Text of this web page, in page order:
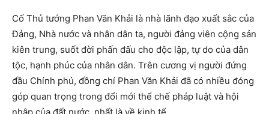
Cố Thủ tướng Phan Văn Khải là nhà lãnh đạo xuất sắc của
Đảng, Nhà nước và nhân dân ta, người đảng viên cộng sản
kiên trung, suốt đời phấn đấu cho độc lập, tự do của dân
tộc, hạnh phúc của nhân dân. Trên cương vị người đứng
đầu Chính phủ, đồng chí Phan Văn Khải đã có nhiều đóng
góp quan trọng trong đổi mới thể chế pháp luật và hội
nhập của đất nước, nhất là về kinh tế.